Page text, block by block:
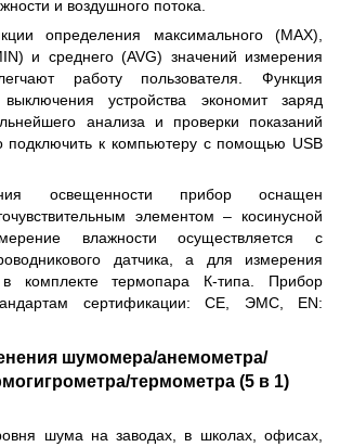
и воздушного потока.
определения максимального (MAX),
и среднего (AVG) значений измерения
работу пользователя. Функция
выключения устройства экономит заряд
анализа и проверки показаний
подключить к компьютеру с помощью USB
освещенности прибор оснащен
элементом – косинусной
влажности осуществляется с
датчика, а для измерения
комплекте термопара К-типа. Прибор
сертификации: CE, ЭМС, EN:
шумомера/анемометра/
термометра (5 в 1)
шума на заводах, в школах, офисах,